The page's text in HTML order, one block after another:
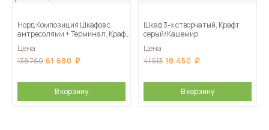
Норд Композиция Шкафов с
антресолями + Терминал, Крафт
Цена
138 780 61 680
В корзину
Шкаф 3-х створчатый, Крафт
серый/Кашемир
Цена
41 513 18 450
В корзину